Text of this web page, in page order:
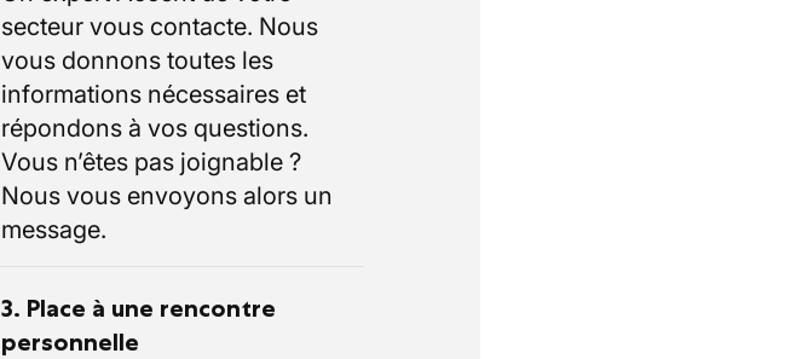
secteur vous contacte. Nous
vous donnons toutes les
informations nécessaires et
répondons à vos questions.
Vous n’êtes pas joignable ?
Nous vous envoyons alors un
message.
3. Place à une rencontre
personnelle